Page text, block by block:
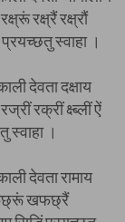
रक्ष्रैं रक्ष्रौं
प्रयच्छतु स्वाहा ।
देवता दक्षाय
रक्रीं क्ष्ब्लीं ऐं
स्वाहा ।
देवता रामाय
खफछ्रैं